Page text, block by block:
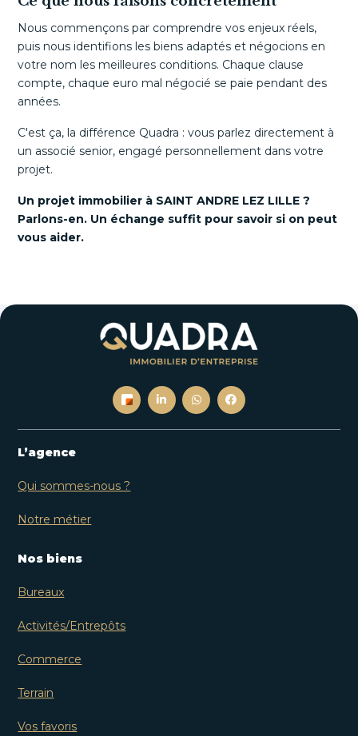
Nous commençons par comprendre vos enjeux réels,
puis nous identifions les biens adaptés et négocions en
votre nom les meilleures conditions. Chaque clause
compte, chaque euro mal négocié se paie pendant des
années.
C'est ça, la différence Quadra : vous parlez directement à
un associé senior, engagé personnellement dans votre
projet.
Un projet immobilier à SAINT ANDRE LEZ LILLE ?
Parlons-en. Un échange suffit pour savoir si on peut
vous aider.
L’agence
Qui sommes-nous ?
Notre métier
Nos biens
Bureaux
Activités/Entrepôts
Commerce
Terrain
Vos favoris